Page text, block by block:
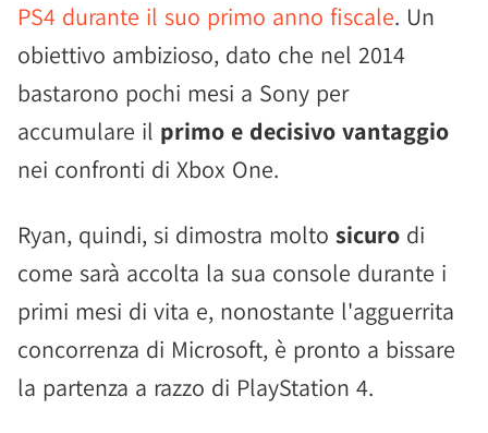
PS4 durante il suo primo anno fiscale. Un
obiettivo ambizioso, dato che nel 2014
bastarono pochi mesi a Sony per
accumulare il primo e decisivo vantaggio
nei confronti di Xbox One.
Ryan, quindi, si dimostra molto sicuro di
come sarà accolta la sua console durante i
primi mesi di vita e, nonostante l'agguerrita
concorrenza di Microsoft, è pronto a bissare
la partenza a razzo di PlayStation 4.